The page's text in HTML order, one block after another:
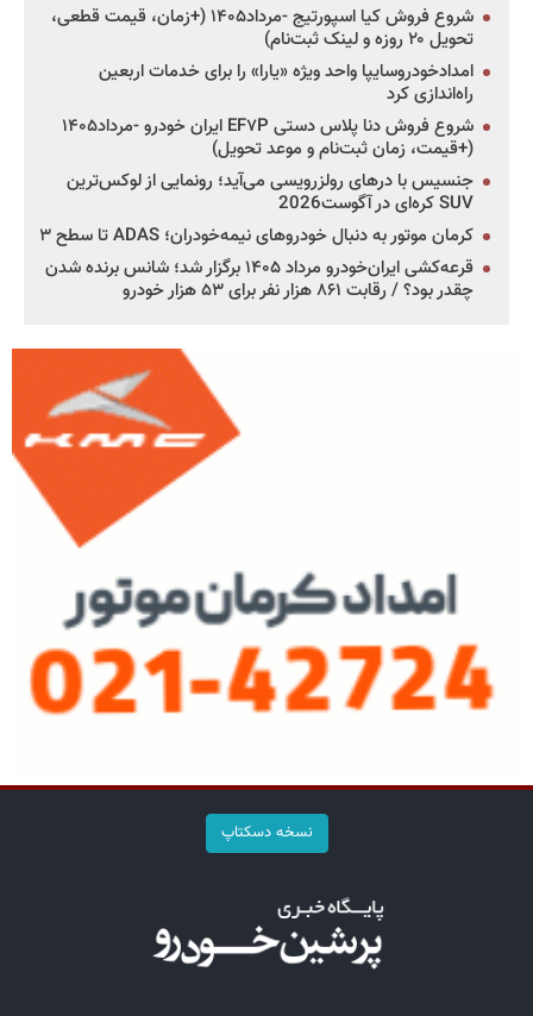
شروع فروش کیا اسپورتیج -مرداد۱۴۰۵ (+زمان، قیمت قطعی،
تحویل ۲۰ روزه و لینک ثبت‌نام)
امدادخودروسایپا واحد ویژه «یارا» را برای خدمات اربعین
راه‌اندازی کرد
شروع فروش دنا پلاس دستی EF۷P ایران خودرو -مرداد۱۴۰۵
(+قیمت، زمان ثبت‌نام و موعد تحویل)
جنسیس با درهای رولزرویسی می‌آید؛ رونمایی از لوکس‌ترین
SUV کره‌ای در آگوست2026
کرمان موتور به دنبال خودروهای نیمه‌خودران؛ ADAS تا سطح ۳
قرعه‌کشی ایران‌خودرو مرداد ۱۴۰۵ برگزار شد؛ شانس برنده شدن
چقدر بود؟ / رقابت ۸۶۱ هزار نفر برای ۵۳ هزار خودرو
نسخه دسکتاپ